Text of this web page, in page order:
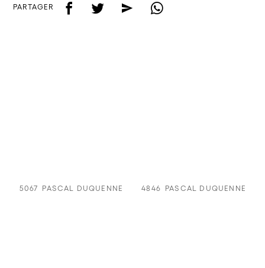
PARTAGER f t e w
5067 PASCAL DUQUENNE 4846 PASCAL DUQUENNE